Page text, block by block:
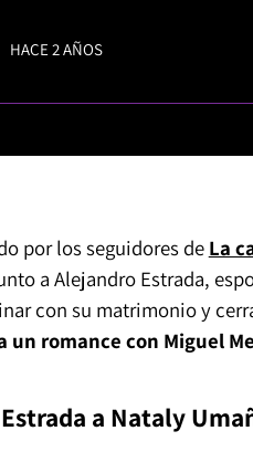
HACE 2 AÑOS
por los seguidores de La
a Alejandro Estrada,
con su matrimonio y
un romance con Miguel
a Nataly